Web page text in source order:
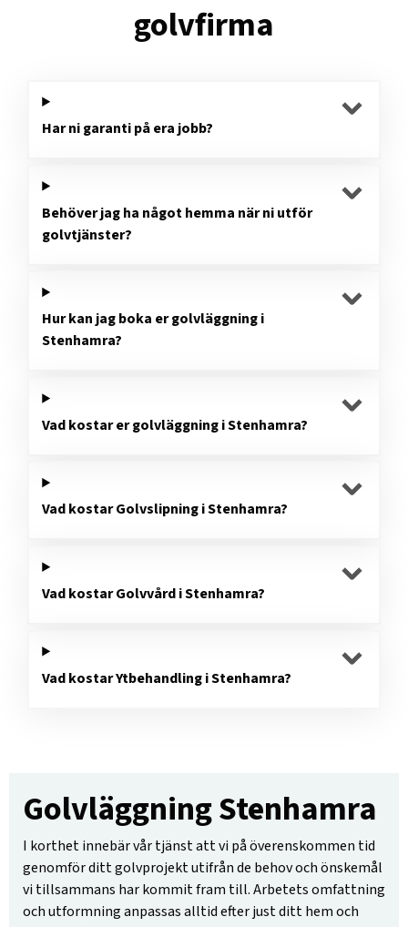
golvfirma
Har ni garanti på era jobb?
Behöver jag ha något hemma när ni utför
golvtjänster?
Hur kan jag boka er golvläggning i
Stenhamra?
Vad kostar er golvläggning i Stenhamra?
Vad kostar Golvslipning i Stenhamra?
Vad kostar Golvvård i Stenhamra?
Vad kostar Ytbehandling i Stenhamra?
Golvläggning Stenhamra
I korthet innebär vår tjänst att vi på överenskommen tid
genomför ditt golvprojekt utifrån de behov och önskemål
vi tillsammans har kommit fram till. Arbetets omfattning
och utformning anpassas alltid efter just ditt hem och